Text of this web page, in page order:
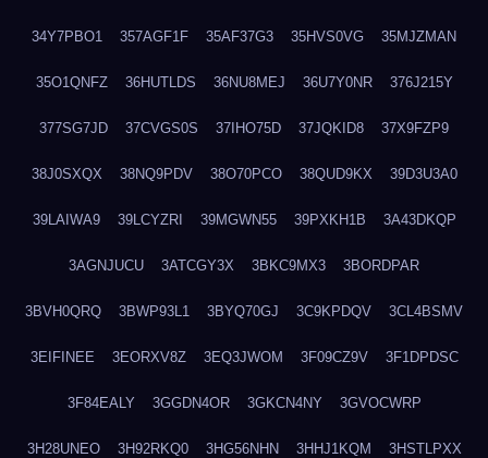
34Y7PBO1 357AGF1F 35AF37G3 35HVS0VG 35MJZMAN
35O1QNFZ 36HUTLDS 36NU8MEJ 36U7Y0NR 376J215Y
377SG7JD 37CVGS0S 37IHO75D 37JQKID8 37X9FZP9
38J0SXQX 38NQ9PDV 38O70PCO 38QUD9KX 39D3U3A0
39LAIWA9 39LCYZRI 39MGWN55 39PXKH1B 3A43DKQP
3AGNJUCU 3ATCGY3X 3BKC9MX3 3BORDPAR
3BVH0QRQ 3BWP93L1 3BYQ70GJ 3C9KPDQV 3CL4BSMV
3EIFINEE 3EORXV8Z 3EQ3JWOM 3F09CZ9V 3F1DPDSC
3F84EALY 3GGDN4OR 3GKCN4NY 3GVOCWRP
3H28UNEO 3H92RKQ0 3HG56NHN 3HHJ1KQM 3HSTLPXX